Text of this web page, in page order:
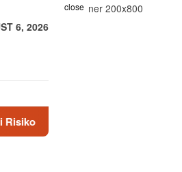
close
6, 2026